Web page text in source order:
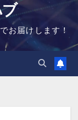
お届けします！